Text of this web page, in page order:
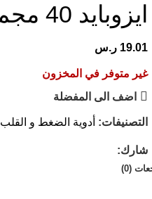
ايزوبايد 40 مجم 20 كبسولة
19.01 ر.س
غير متوفر في المخزون
اضف الى المفضلة
التصنيفات: أدوية الضغط و القلب
شارك:
(0)